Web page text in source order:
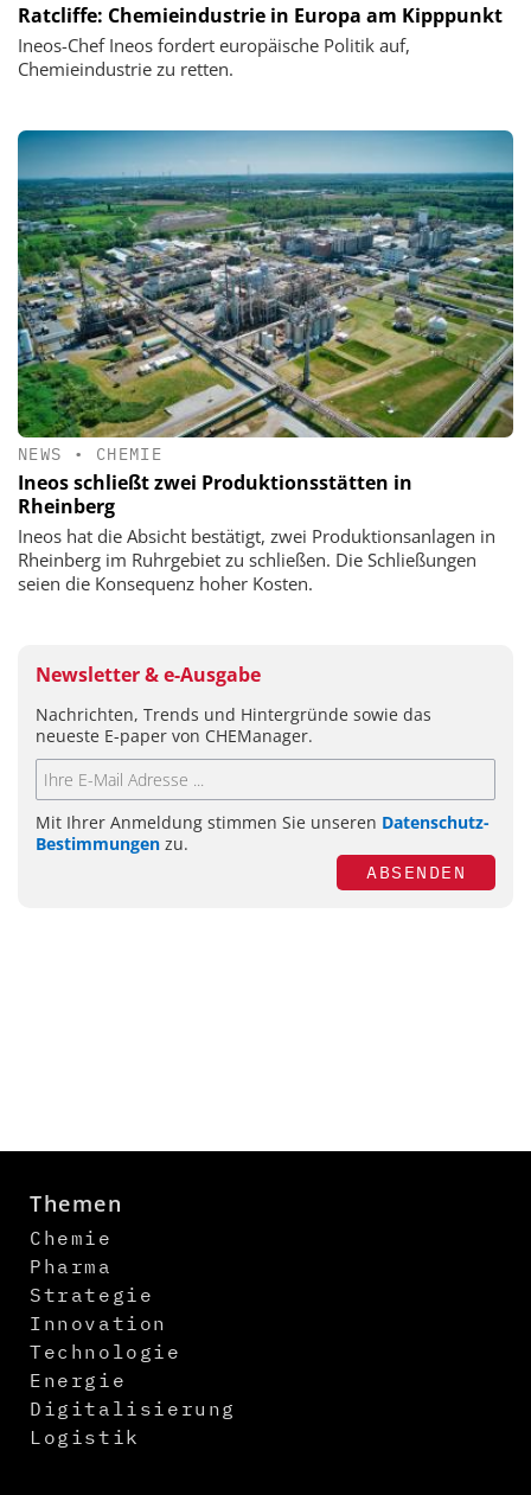
Ratcliffe: Chemieindustrie in Europa am Kipppunkt
Ineos-Chef Ineos fordert europäische Politik auf,
Chemieindustrie zu retten.
NEWS • CHEMIE
Ineos schließt zwei Produktionsstätten in
Rheinberg
Ineos hat die Absicht bestätigt, zwei Produktionsanlagen in
Rheinberg im Ruhrgebiet zu schließen. Die Schließungen
seien die Konsequenz hoher Kosten.
Newsletter & e-Ausgabe
Nachrichten, Trends und Hintergründe sowie das
neueste E-paper von CHEManager.
Mit Ihrer Anmeldung stimmen Sie unseren Datenschutz-
Bestimmungen zu.
ABSENDEN
Themen
Chemie
Pharma
Strategie
Innovation
Technologie
Energie
Digitalisierung
Logistik